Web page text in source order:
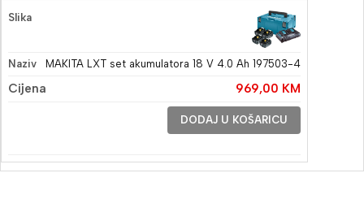
MAKITA LXT set akumulatora 18 V 4.0 Ah 197503-4
969,00 KM
DODAJ U KOŠARICU